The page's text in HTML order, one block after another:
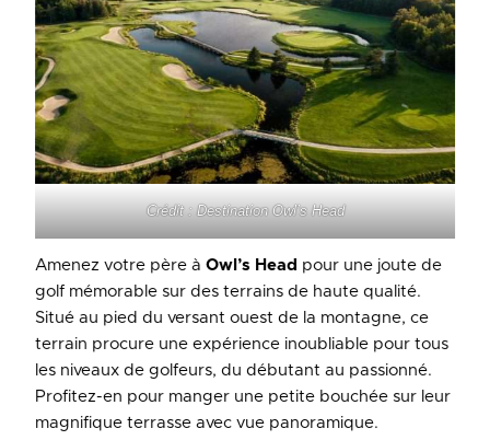
Crédit : Destination Owl’s Head
Amenez votre père àOwl’s Head pour une joute de
golf mémorable sur des terrains de haute qualité.
Situé au pied du versant ouest de la montagne, ce
terrain procure une expérience inoubliable pour tous
les niveaux de golfeurs, du débutant au passionné.
Profitez-en pour manger une petite bouchée sur leur
magnifique terrasse avec vue panoramique.